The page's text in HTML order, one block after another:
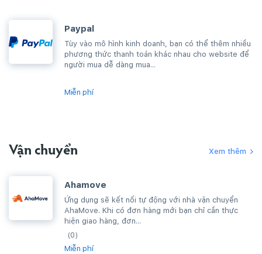
Paypal
Tùy vào mô hình kinh doanh, bạn có thể thêm nhiều
phương thức thanh toán khác nhau cho website để
người mua dễ dàng mua...
Miễn phí
Vận chuyển Xem thêm
Ahamove
Ứng dụng sẽ kết nối tự động với nhà vận chuyển
AhaMove. Khi có đơn hàng mới bạn chỉ cần thực
hiện giao hàng, đơn...
(0)
Miễn phí